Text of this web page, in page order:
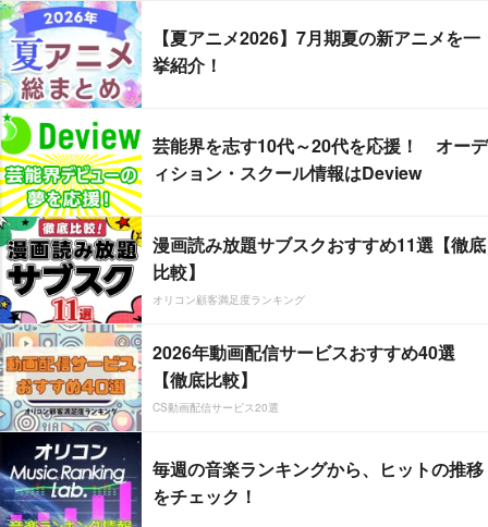
【夏アニメ2026】7月期夏の新アニメを一
挙紹介！
芸能界を志す10代～20代を応援！ オーデ
ィション・スクール情報はDeview
漫画読み放題サブスクおすすめ11選【徹底
比較】
オリコン顧客満足度ランキング
2026年動画配信サービスおすすめ40選
【徹底比較】
CS動画配信サービス20選
毎週の音楽ランキングから、ヒットの推移
をチェック！